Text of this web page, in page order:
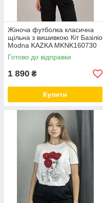
Жіноча футболка класична
щільна з вишивкою Кіт Базіліо
Modna KAZKA MKNK160730
Готово до відправки
1 890 ₴
Купити